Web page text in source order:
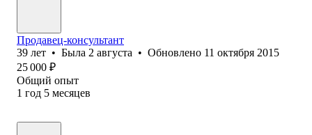
Продавец-консультант
39 лет • Была 2 августа • Обновлено 11 октября 2015
25 000 ₽
Общий опыт
1 год 5 месяцев